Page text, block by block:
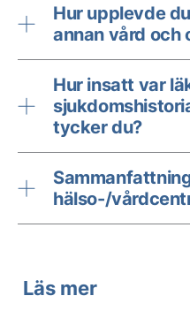
Hur upplevde
annan vård och
Hur insatt var
tycker du?
hälso-/
Läs mer